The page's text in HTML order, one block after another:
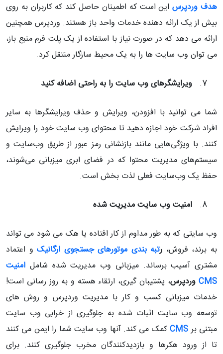
هدف وردپرساین است که اطمینان حاصل کند که کاربران به روی
بیش از یک ارائه دهنده خدمات واحد باز هستند. وردپرس همچنین
ارائه می دهد که در صورت نیاز با استفاده از یک پلت فرم منبع باز،
می توان وب سایت ها را به یک محیط سازگار منتقل کرد.
ویرایشگرهای وب سایت را به راحتی اضافه کنید
شما می توانید با افزودن، ویرایش و حذف ویرایشگرها به سایر
افراد شرکت خود اجازه دهید تا محتوای وب سایت خود را ویرایش
کنند. با ویژگی‌هایی مانند بازنشانی رمز عبور از طریق وب‌سایت و
سیستم‌های مدیریت محتوا که در فضای ابری میزبانی می‌شوند،
حفظ یک وب‌سایت فعلی لذت بخش است.
امنیت وب سایت مدیریت شده
وب سایتی که به طور مداوم از کار افتاده یا هک می شود می تواند
به برند، فروش، رتبه بندی موتورهای جستجوی ارگانیکو اعتماد
مشتری آسیب برساند. میزبانی وب مدیریت شده شامل امنیت
CMS وردپرس، پشتیبان گیری، ارتقاء هسته و به روز رسانی است!
خدمات میزبانی کسب و کار با مدیریت وردپرس و روش های
توسعه وب سایت اثبات شده به جلوگیری از خرابی وب سایت
مبتنی برCMSکمک می کند.آنها وب سایت شما را ایمن می کنند
تا از ورود هکرها و بازدیدکنندگان مخرب جلوگیری کنند. برای